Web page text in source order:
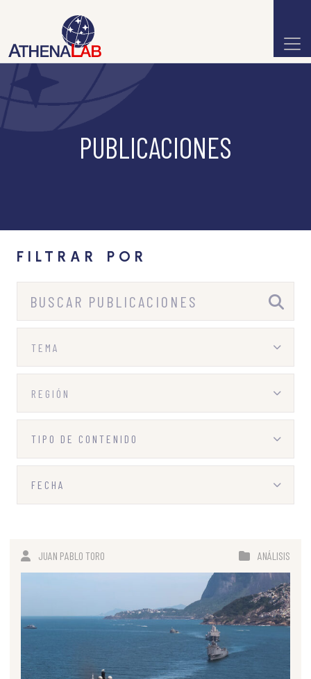
PUBLICACIONES
FILTRAR POR
JUAN PABLO TORO ANÁLISIS